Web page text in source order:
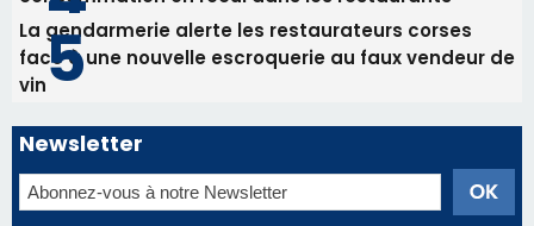
Les plus lus
Satine Nomary est la nouvelle Miss Corse 2026
Éclipse du 12 août : la Corse aux premières loges
d'un spectacle qui ne reviendra pas avant 2081
Bastia – Le festival Porto Latino évacué en urgence
avant le concert de Mosimann